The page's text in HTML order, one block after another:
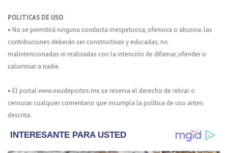
POLITICAS DE USO
• No se permitirá ninguna conducta irrespetuosa, ofensiva o abusiva: las
contribuciones deberán ser constructivas y educadas, no
malintencionadas ni realizadas con la intención de difamar, ofender o
calumniar a nadie.
• El portal www.xeudeportes.mx se reserva el derecho de retirar o
censurar cualquier comentario que incumpla la política de uso antes
descrita.